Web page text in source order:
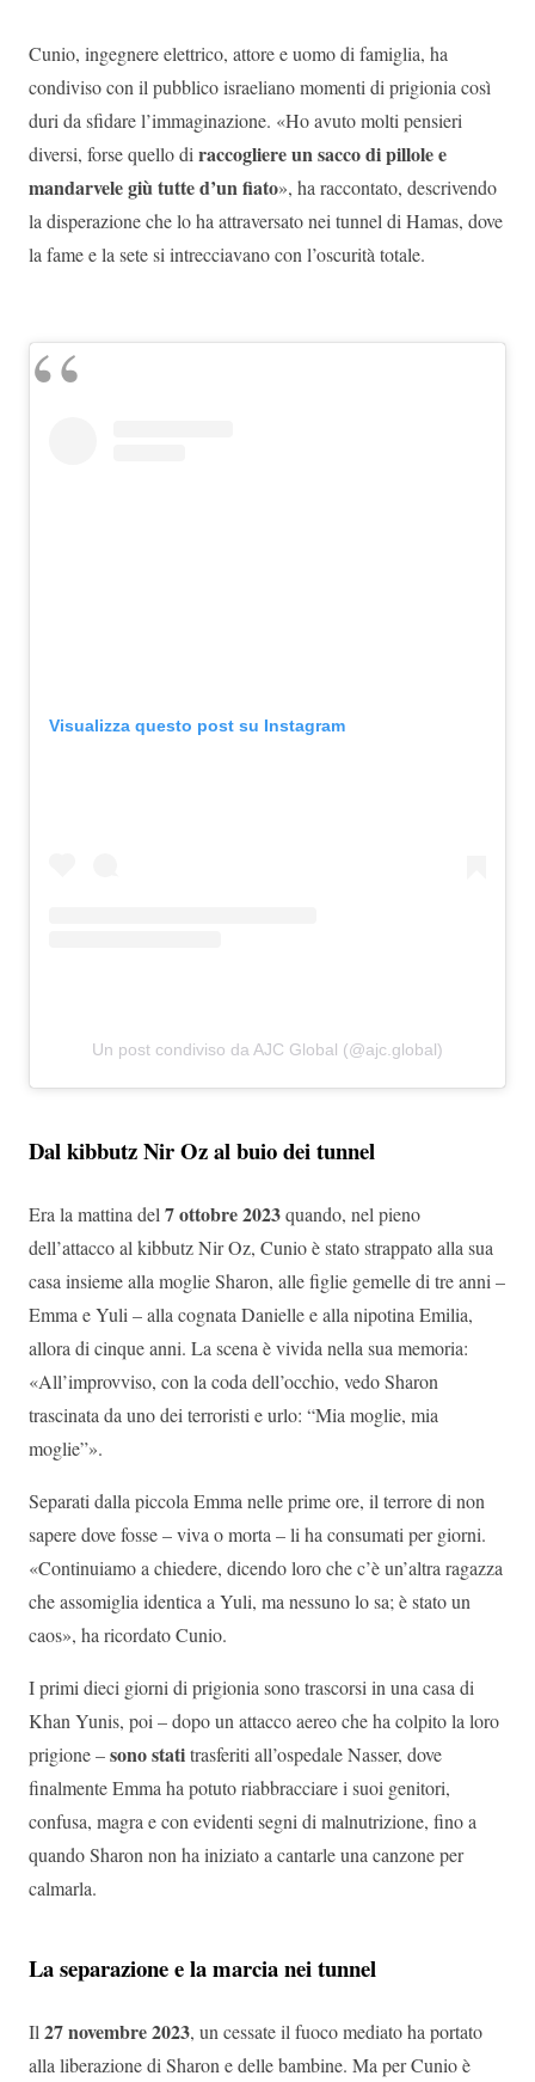
Cunio, ingegnere elettrico, attore e uomo di famiglia, ha
condiviso con il pubblico israeliano momenti di prigionia così
duri da sfidare l’immaginazione. «Ho avuto molti pensieri
diversi, forse quello diraccogliere un sacco di pillole e
mandarvele giù tutte d’un fiato», ha raccontato, descrivendo
la disperazione che lo ha attraversato nei tunnel di Hamas, dove
la fame e la sete si intrecciavano con l’oscurità totale.
Visualizza questo post su Instagram
Un post condiviso da AJC Global (@ajc.global)
Dal kibbutz Nir Oz al buio dei tunnel
Era la mattina del 7 ottobre 2023quando, nel pieno
dell’attacco al kibbutz Nir Oz, Cunio è stato strappato alla sua
casa insieme alla moglie Sharon, alle figlie gemelle di tre anni –
Emma e Yuli – alla cognata Danielle e alla nipotina Emilia,
allora di cinque anni. La scena è vivida nella sua memoria:
«All’improvviso, con la coda dell’occhio, vedo Sharon
trascinata da uno dei terroristi e urlo: “Mia moglie, mia
moglie”».
Separati dalla piccola Emma nelle prime ore, il terrore di non
sapere dove fosse – viva o morta – li ha consumati per giorni.
«Continuiamo a chiedere, dicendo loro che c’è un’altra ragazza
che assomiglia identica a Yuli, ma nessuno lo sa; è stato un
caos», ha ricordato Cunio.
I primi dieci giorni di prigionia sono trascorsi in una casa di
Khan Yunis, poi – dopo un attacco aereo che ha colpito la loro
prigione –sono statitrasferiti all’ospedale Nasser, dove
finalmente Emma ha potuto riabbracciare i suoi genitori,
confusa, magra e con evidenti segni di malnutrizione, fino a
quando Sharon non ha iniziato a cantarle una canzone per
calmarla.
La separazione e la marcia nei tunnel
Il 27 novembre 2023, un cessate il fuoco mediato ha portato
alla liberazione di Sharon e delle bambine. Ma per Cunio è